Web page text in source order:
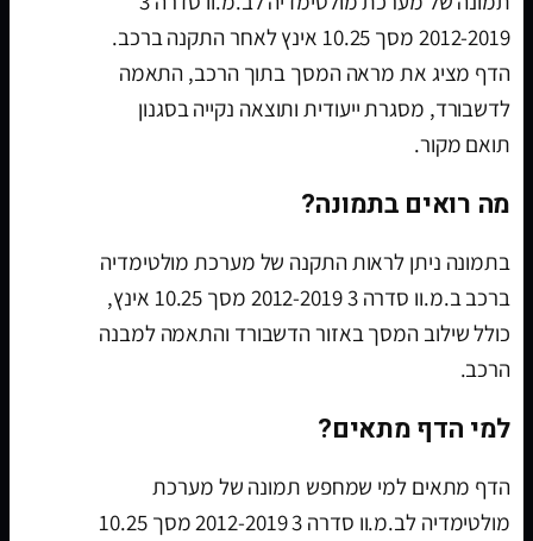
2012-2019 מסך 10.25 אינץ לאחר התקנה ברכב.
הדף מציג את מראה המסך בתוך הרכב, התאמה
לדשבורד, מסגרת ייעודית ותוצאה נקייה בסגנון
תואם מקור.
מה רואים בתמונה?
בתמונה ניתן לראות התקנה של מערכת מולטימדיה
ברכב ב.מ.וו סדרה 3 2012-2019 מסך 10.25 אינץ,
כולל שילוב המסך באזור הדשבורד והתאמה למבנה
הרכב.
למי הדף מתאים?
הדף מתאים למי שמחפש תמונה של מערכת
מולטימדיה לב.מ.וו סדרה 3 2012-2019 מסך 10.25